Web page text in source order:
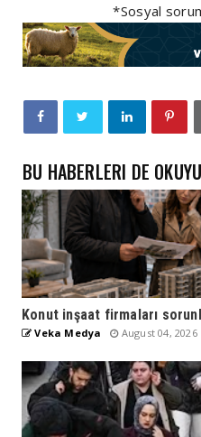
*Sosyal
BU HABERLERI DE
Konut inşaat firmaları
Veka Medya August 04, 2026